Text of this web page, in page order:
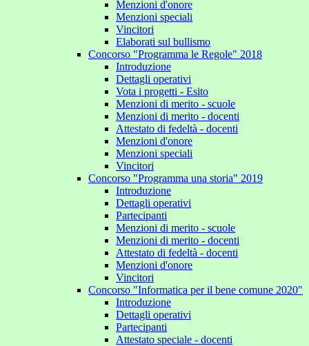
Menzioni d'onore
Menzioni speciali
Vincitori
Elaborati sul bullismo
Concorso "Programma le Regole" 2018
Introduzione
Dettagli operativi
Vota i progetti - Esito
Menzioni di merito - scuole
Menzioni di merito - docenti
Attestato di fedeltà - docenti
Menzioni d'onore
Menzioni speciali
Vincitori
Concorso "Programma una storia" 2019
Introduzione
Dettagli operativi
Partecipanti
Menzioni di merito - scuole
Menzioni di merito - docenti
Attestato di fedeltà - docenti
Menzioni d'onore
Vincitori
Concorso "Informatica per il bene comune 2020"
Introduzione
Dettagli operativi
Partecipanti
Attestato speciale - docenti